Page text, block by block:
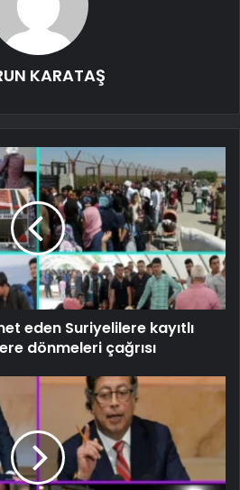
KARATAŞ
eden Suriyelilere kayıtlı
dönmeleri çağrısı